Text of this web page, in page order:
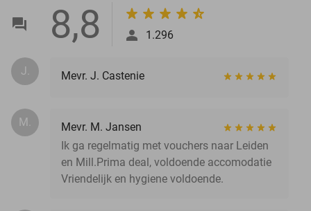
8,8 1.296
J. Mevr. J. Castenie
M.
Mevr. M. Jansen
Ik ga regelmatig met vouchers naar Leiden
en Mill.Prima deal, voldoende accomodatie
Vriendelijk en hygiene voldoende.